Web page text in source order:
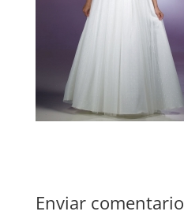
Enviar comentario